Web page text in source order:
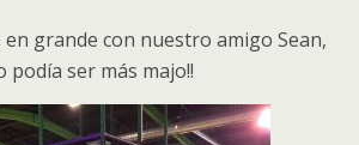
grande con nuestro amigo Sean,
podía ser más majo!!